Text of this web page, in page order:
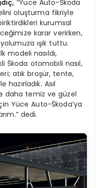
“Yüce Auto-Škoda
oluşturma fikriyle
kurumsal
karar verirken,
yolumuza ışık tuttu.
modeli nasıldı,
Škoda otomobili nasıl,
atık broşür, tente,
Asıl
daha temiz ve güzel
Yüce Auto-Škoda’ya
dedi.